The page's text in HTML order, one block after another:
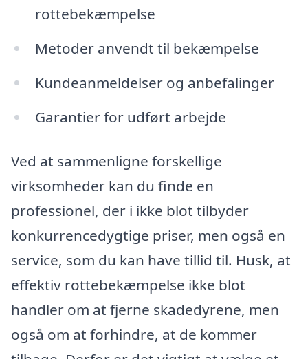
rottebekæmpelse
Metoder anvendt til bekæmpelse
Kundeanmeldelser og anbefalinger
Garantier for udført arbejde
Ved at sammenligne forskellige
virksomheder kan du finde en
professionel, der i ikke blot tilbyder
konkurrencedygtige priser, men også en
service, som du kan have tillid til. Husk, at
effektiv rottebekæmpelse ikke blot
handler om at fjerne skadedyrene, men
også om at forhindre, at de kommer